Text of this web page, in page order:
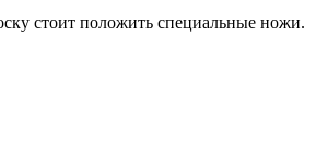
стоит положить специальные ножи.